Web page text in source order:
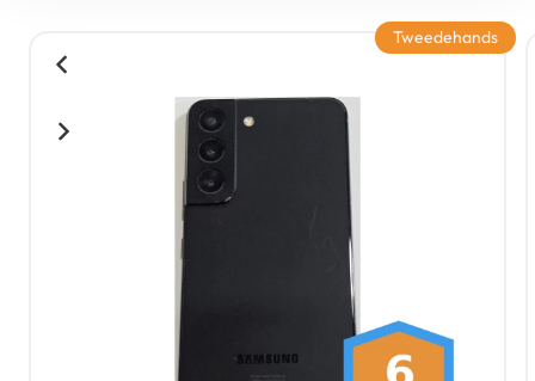
Tweedehands